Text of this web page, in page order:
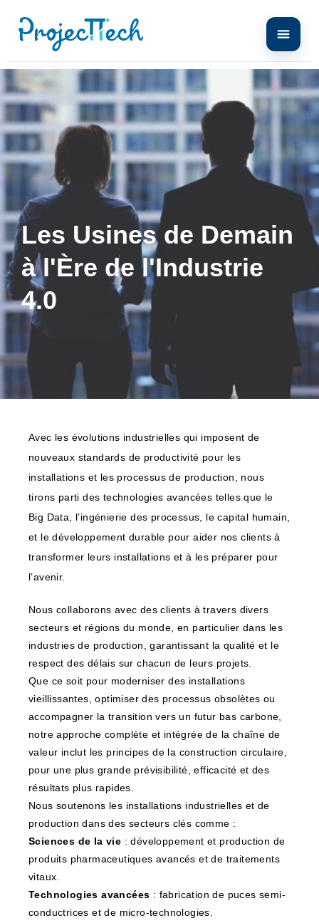
Les Usines de Demain
à l'Ère de l'Industrie
4.0
Avec les évolutions industrielles qui imposent de
nouveaux standards de productivité pour les
installations et les processus de production, nous
tirons parti des technologies avancées telles que le
Big Data, l’ingénierie des processus, le capital humain,
et le développement durable pour aider nos clients à
transformer leurs installations et à les préparer pour
l’avenir.
Nous collaborons avec des clients à travers divers
secteurs et régions du monde, en particulier dans les
industries de production, garantissant la qualité et le
respect des délais sur chacun de leurs projets.
Que ce soit pour moderniser des installations
vieillissantes, optimiser des processus obsolètes ou
accompagner la transition vers un futur bas carbone,
notre approche complète et intégrée de la chaîne de
valeur inclut les principes de la construction circulaire,
pour une plus grande prévisibilité, efficacité et des
résultats plus rapides.
Nous soutenons les installations industrielles et de
production dans des secteurs clés comme :
Sciences de la vie : développement et production de
produits pharmaceutiques avancés et de traitements
vitaux.
Technologies avancées : fabrication de puces semi-
conductrices et de micro-technologies.